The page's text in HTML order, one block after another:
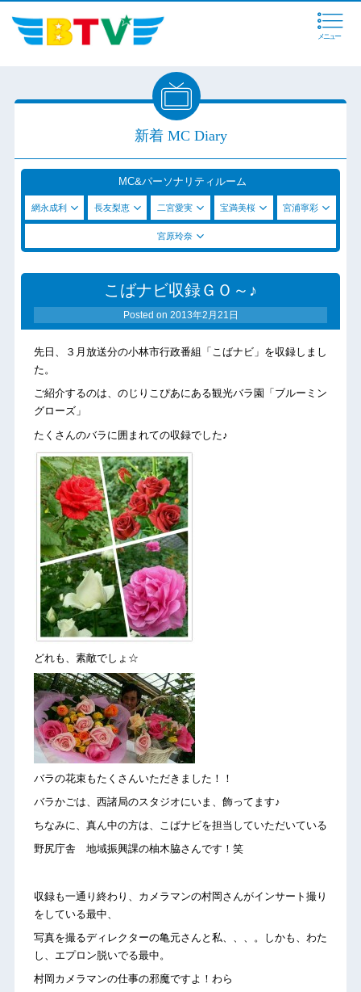
メニュー
新着 MC Diary
MC&パーソナリティルーム
網永成利 長友梨恵 二宮愛実 宝満美桜 宮浦寧彩
宮原玲奈
こばナビ収録ＧＯ～♪
Posted on 2013年2月21日
先日、３月放送分の小林市行政番組「こばナビ」を収録しまし
た。
ご紹介するのは、のじりこぴあにある観光バラ園「ブルーミン
グローズ」
たくさんのバラに囲まれての収録でした♪
どれも、素敵でしょ☆
バラの花束もたくさんいただきました！！
バラかごは、西諸局のスタジオにいま、飾ってます♪
ちなみに、真ん中の方は、こばナビを担当していただいている
野尻庁舎 地域振興課の柚木脇さんです！笑
収録も一通り終わり、カメラマンの村岡さんがインサート撮り
をしている最中、
写真を撮るディレクターの亀元さんと私、、、。しかも、わた
し、エプロン脱いでる最中。
村岡カメラマンの仕事の邪魔ですよ！わら